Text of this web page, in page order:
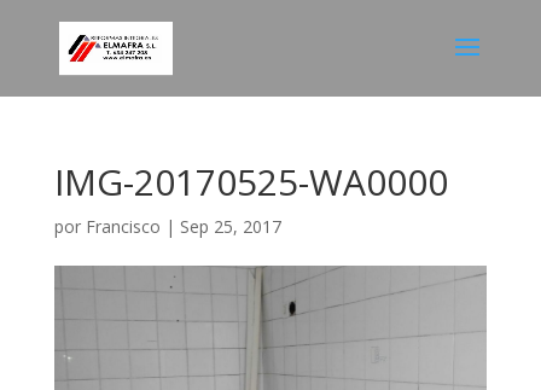
IMG-20170525-WA0000
por Francisco | Sep 25, 2017